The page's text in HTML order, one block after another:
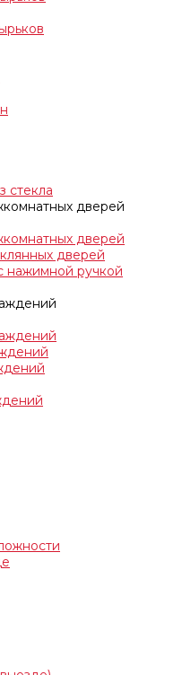
стекла
дверей
дверей
дверей
нажимной ручкой